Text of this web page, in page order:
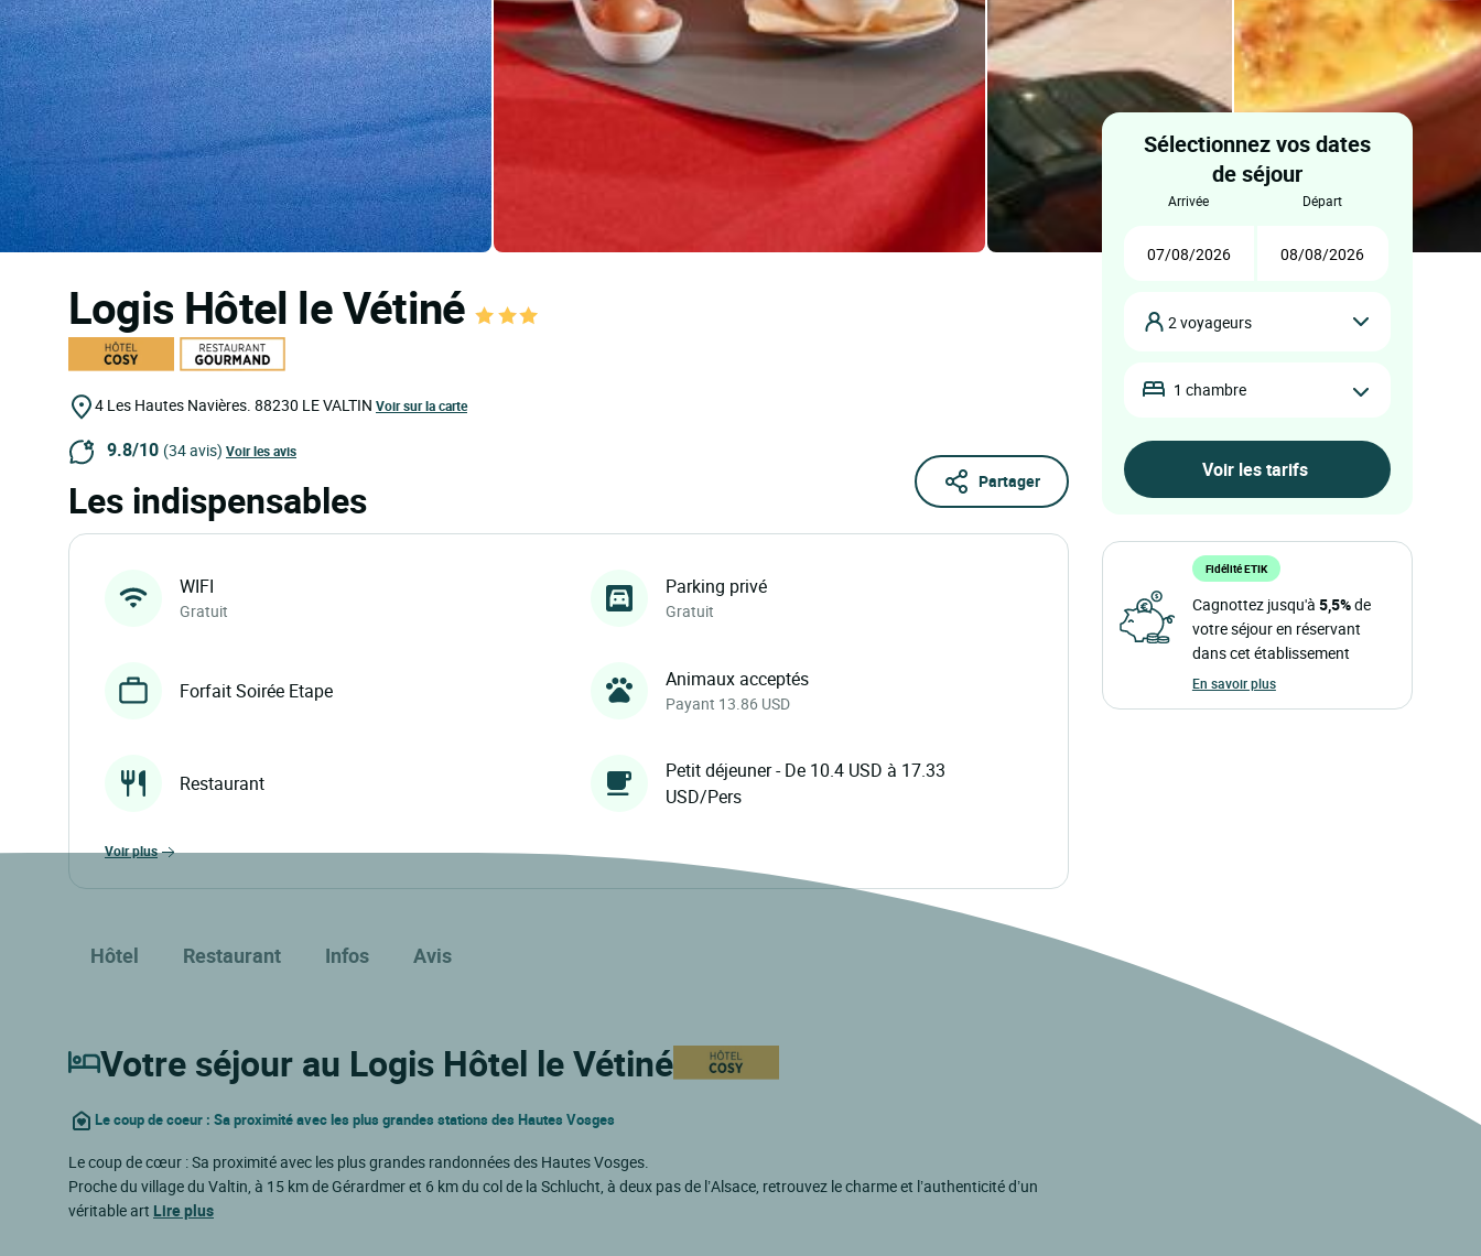
Logis Hôtel le Vétiné
4 Les Hautes Navières. 88230 LE VALTIN Voir sur la carte
9.8/10 (34 avis) Voir les avis
Partager
Les indispensables
WIFI
Gratuit
Parking privé
Gratuit
Forfait Soirée Etape Animaux acceptés
Payant 13.86 USD
Restaurant
Petit déjeuner - De 10.4 USD à 17.33
USD/Pers
voir plus
Hôtel Restaurant Infos Avis
Votre séjour au Logis Hôtel le Vétiné
Le coup de coeur : Sa proximité avec les plus grandes stations des Hautes Vosges
Le coup de cœur : Sa proximité avec les plus grandes randonnées des Hautes Vosges.
Proche du village du Valtin, à 15 km de Gérardmer et 6 km du col de la Schlucht, à deux pas de l’Alsace, retrouvez le charme et l’authenticité d’un
véritable art Lire plus
Sélectionnez vos dates
de séjour
arrivée départ
2 voyageurs
1 chambre
Fidélité ETIK
Cagnottez jusqu'à 5,5%de
votre séjour en réservant
dans cet établissement
En savoir plus